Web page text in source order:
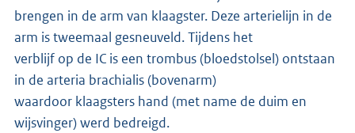
brengen in de arm van klaagster. Deze arterielijn in de
arm is tweemaal gesneuveld. Tijdens het
verblijf op de IC is een trombus (bloedstolsel) ontstaan
in de arteria brachialis (bovenarm)
waardoor klaagsters hand (met name de duim en
wijsvinger) werd bedreigd.